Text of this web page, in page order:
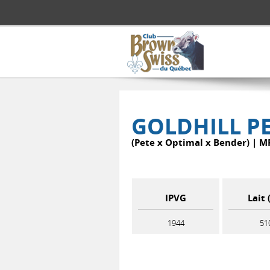
GOLDHILL
(Pete x Optimal x Bender) |
IPVG
1944
Lait